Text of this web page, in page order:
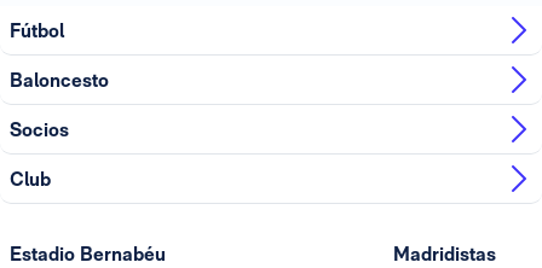
Fútbol
Baloncesto
Socios
Club
Estadio Bernabéu Madridistas